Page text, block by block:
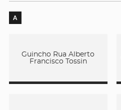
A
Guincho Rua Alberto
Francisco Tossin